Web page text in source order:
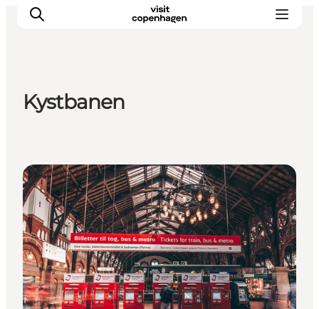
Planera din resa
Kystbanen
Offentlig transport